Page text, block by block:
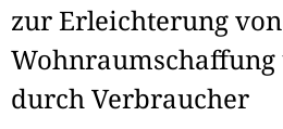
zur Erleichterung von
durch Verbraucher